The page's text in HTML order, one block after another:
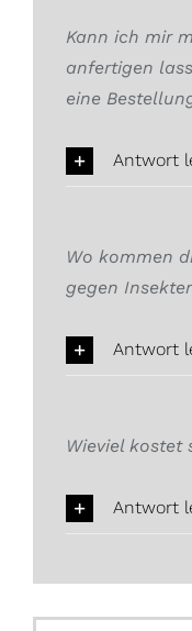
Kann ich mir
anfertigen
eine
Antwort
Wo kommen
gegen
Antwort
Wieviel kostet
Antwort